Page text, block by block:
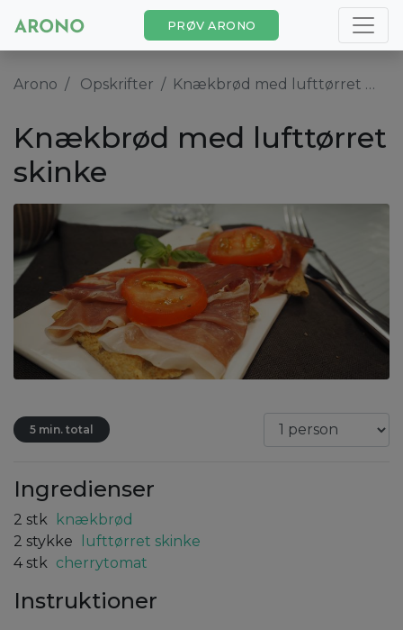
PRØV ARONO
Arono Opskrifter Knækbrød med lufttørret skinke
Knækbrød med lufttørret
skinke
5 min. total
Ingredienser
2 stk
knækbrød
2 stykke
lufttørret skinke
4 stk cherrytomat
Instruktioner